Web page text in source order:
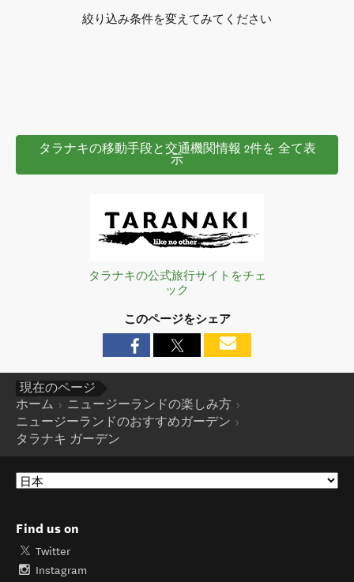
絞り込み条件を変えてみてください
タラナキの移動手段と交通機関情報 2件を 全て表
示
タラナキの公式旅行サイトをチェ
ック
このページをシェア
現在のページ
ホーム
ニュージーランドの楽しみ方
ニュージーランドのおすすめガーデン
タラナキ ガーデン
Find us on
Twitter
Instagram